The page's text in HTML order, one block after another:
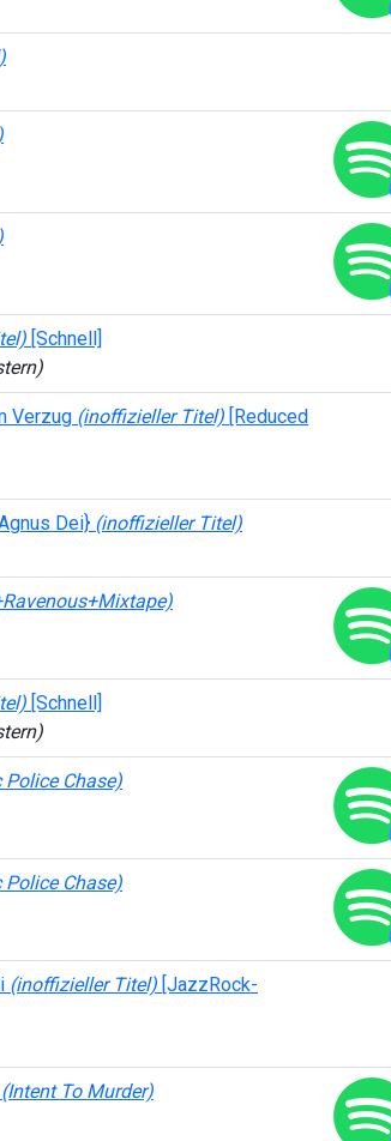
[Schnell]
Verzug (inoffizieller Titel) [Reduced
Dei} (inoffizieller Titel)
[Schnell]
Chase)
Chase)
(inoffizieller Titel) [JazzRock-
(Intent To Murder)